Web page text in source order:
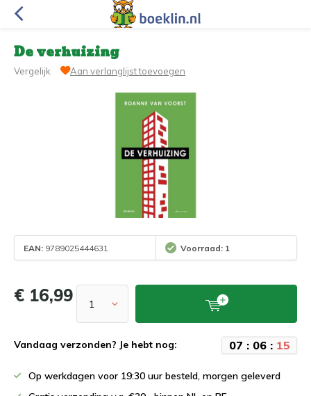
De verhuizing
Vergelijk Aan verlanglijst toevoegen
EAN: 9789025444631 Voorraad: 1
€ 16,99
Vandaag verzonden? Je hebt nog: 07 : 06: 15
Op werkdagen voor 19:30 uur besteld, morgen geleverd